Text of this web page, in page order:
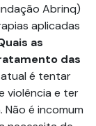
Abrinq)
aplicadas
as
das
é tentar
violência e ter
é incomum